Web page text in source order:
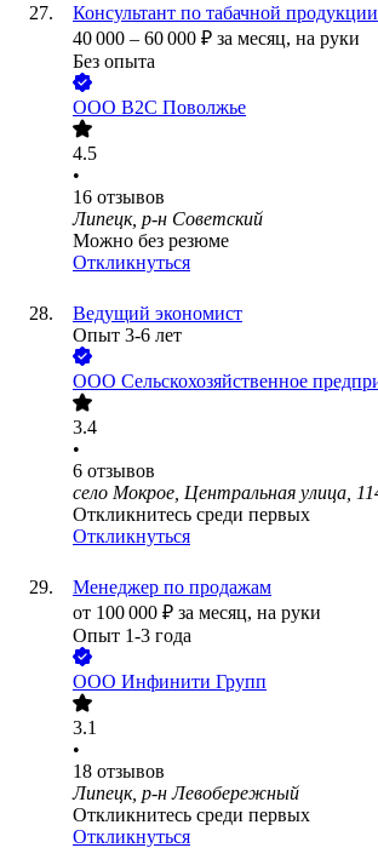
Консультант по табачной продукции
40 000 – 60 000 ₽ за месяц, на руки
Без опыта
ООО В2С Поволжье
4.5
•
16 отзывов
Липецк, р-н Советский
Можно без резюме
Откликнуться
Ведущий экономист
Опыт 3-6 лет
ООО Сельскохозяйственное
3.4
•
6 отзывов
село Мокрое, Центральная улица,
Откликнитесь среди первых
Откликнуться
Менеджер по продажам
от 100 000 ₽ за месяц, на руки
Опыт 1-3 года
ООО Инфинити Групп
3.1
•
18 отзывов
Липецк, р-н Левобережный
Откликнитесь среди первых
Откликнуться